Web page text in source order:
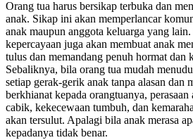
Orang tua harus bersikap terbuka dan
anak. Sikap ini akan memperlancar
anak maupun anggota keluarga yang
kepercayaan juga akan membuat anak
tulus dan memandang penuh hormat dan
Sebaliknya, bila orang tua mudah
setiap gerak-gerik anak tanpa alasan dan
berkhianat kepada orangtuanya,
cabik, kekecewaan tumbuh, dan
akan tersulut. Apalagi bila anak merasa